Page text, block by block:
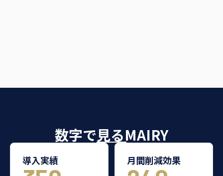
数字で見るMAIRY
導入実績 月間削減効果